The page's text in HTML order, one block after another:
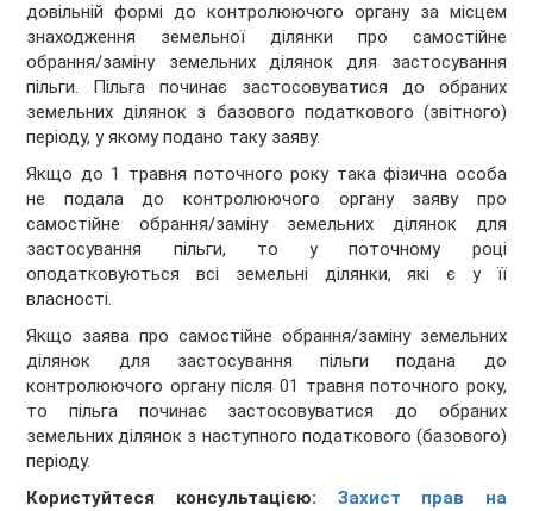
довільній формі до контролюючого органу за місцем
знаходження земельної ділянки про самостійне
обрання/заміну земельних ділянок для застосування
пільги. Пільга починає застосовуватися до обраних
земельних ділянок з базового податкового (звітного)
періоду, у якому подано таку заяву.
Якщо до 1 травня поточного року така фізична особа
не подала до контролюючого органу заяву про
самостійне обрання/заміну земельних ділянок для
застосування пільги, то у поточному році
оподатковуються всі земельні ділянки, які є у її
власності.
Якщо заява про самостійне обрання/заміну земельних
ділянок для застосування пільги подана до
контролюючого органу після 01 травня поточного року,
то пільга починає застосовуватися до обраних
земельних ділянок з наступного податкового (базового)
періоду.
Користуйтеся консультацією: Захист прав на